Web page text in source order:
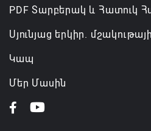
PDF Տարբերակ և Հատուկ
Սյունյաց երկիր.
Կապ
Մեր Մասին